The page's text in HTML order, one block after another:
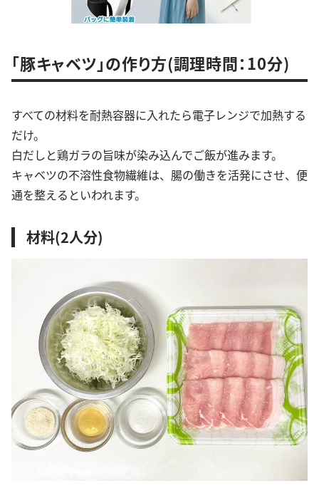
「豚キャベツ」の作り方(調理時間：10分)
すべての材料を耐熱容器に入れたら電子レンジで加熱する
だけ。
白だしと鶏ガラの旨味が染み込んでご飯が進みます。
キャベツの不溶性食物繊維は、腸の働きを活発にさせ、便
通を整えるといわれます。
材料(2人分)